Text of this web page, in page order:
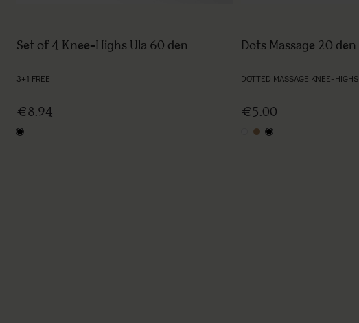
Set of 4 Knee-Highs Ula 60 den
3+1 FREE
€8.94
black
Dots Massage 20 den
DOTTED MASSAGE KNEE-HIGHS
€5.00
white
light natural
black